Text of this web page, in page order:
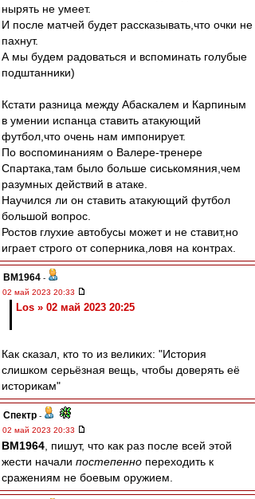
нырять не умеет.
И после матчей будет рассказывать,что очки не
пахнут.
А мы будем радоваться и вспоминать голубые
подштанники)
Кстати разница между Абаскалем и Карпиным
в умении испанца ставить атакующий
футбол,что очень нам импонирует.
По воспоминаниям о Валере-тренере
Спартака,там было больше сиськомяния,чем
разумных действий в атаке.
Научился ли он ставить атакующий футбол
большой вопрос.
Ростов глухие автобусы может и не ставит,но
играет строго от соперника,ловя на контрах.
BM1964 -
02 май 2023 20:33
Los » 02 май 2023 20:25
Как сказал, кто то из великих: "История
слишком серьёзная вещь, чтобы доверять её
историкам"
Спектр -
02 май 2023 20:33
BM1964 , пишут, что как раз после всей этой
жести начали постепенно переходить к
сражениям не боевым оружием.